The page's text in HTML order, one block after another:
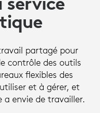
partagé pour
contrôle des outils
flexibles des
et à gérer, et
envie de travailler.